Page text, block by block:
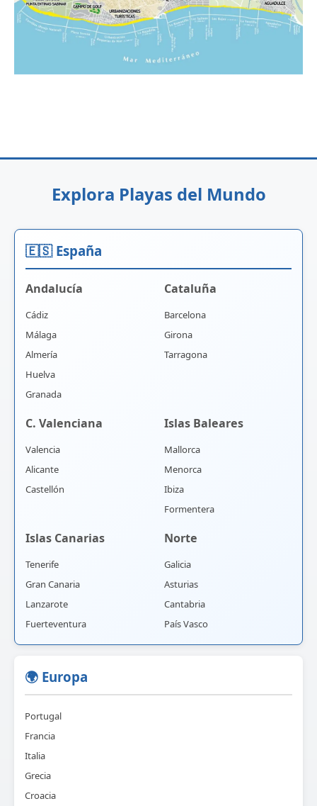
Explora Playas del Mundo
🇪🇸 España
Andalucía
Cádiz
Málaga
Almería
Huelva
Granada
Cataluña
Barcelona
Girona
Tarragona
C. Valenciana
Valencia
Alicante
Castellón
Islas Baleares
Mallorca
Menorca
Ibiza
Formentera
Islas Canarias
Tenerife
Gran Canaria
Lanzarote
Fuerteventura
Norte
Galicia
Asturias
Cantabria
País Vasco
🌍 Europa
Portugal
Francia
Italia
Grecia
Croacia